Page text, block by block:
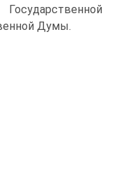
Думы.